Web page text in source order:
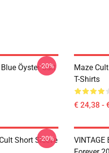
Öyster Cult
-20%
Maze
T-Shirts
€ 24,38 -
Short Sleeve
-20%
VINTAGE